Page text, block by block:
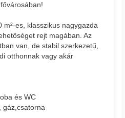
m²-es, klasszikus nagygazda
rejt magában. Az
van, de stabil szerkezetű,
otthonnak vagy akár
és WC
gáz,csatorna